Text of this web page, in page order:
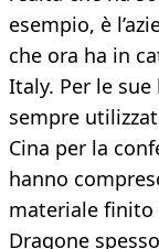
esempio, è
che ora ha in
Italy. Per le
sempre
Cina per la
hanno
materiale finito
Dragone